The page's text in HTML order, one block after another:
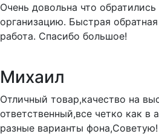
Очень довольна что
организацию. Быстрая обратная
работа. Спасибо большое!
Михаил
Отличный товар,качество на
ответственный,все четко как в
разные варианты фона,Советую!